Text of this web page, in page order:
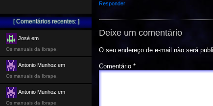
Responder
Deixe um comentário
O seu endereço de e-mail não será
Comentário*
[ Comentários recentes: ]
José em
Os manuais da Ibrape.
Antonio Munhoz em
Os manuais da Ibrape.
Antonio Munhoz em
Os manuais da Ibrape.